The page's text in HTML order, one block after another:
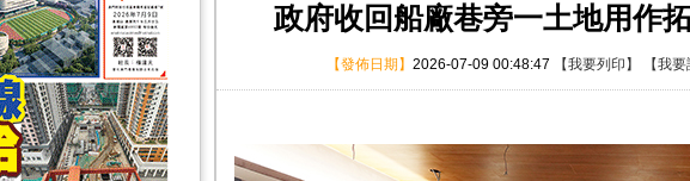
政府收回船廠巷旁一土地用作
【發佈日期】 2026-07-09 00:48:47 【我要列印】 【我要